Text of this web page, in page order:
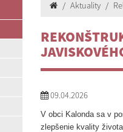
Aktuality
09.04.2026
V obci Kalonda sa v
zlepšenie kvality